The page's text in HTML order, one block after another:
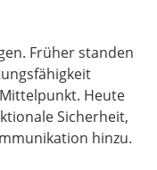
Früher standen
Heute
Sicherheit,
hinzu.